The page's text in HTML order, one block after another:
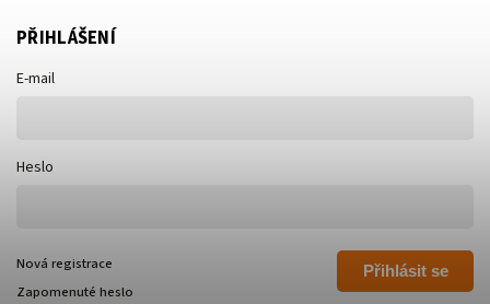
PŘIHLÁŠENÍ
E-mail
Heslo
Přihlásit se
Nová registrace
Zapomenuté heslo